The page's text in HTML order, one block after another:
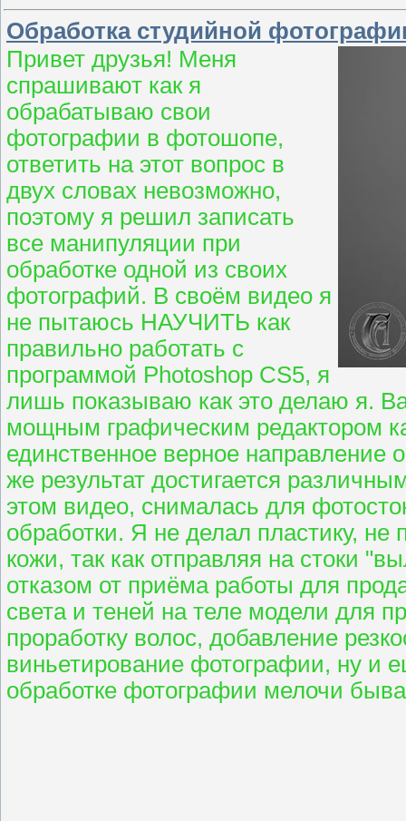
Обработка студийной
Привет друзья! Меня
спрашивают как я
обрабатываю свои
фотографии в фотошопе,
ответить на этот вопрос в
двух словах невозможно,
поэтому я решил записать
все манипуляции при
обработке одной из своих
фотографий. В своём видео я
не пытаюсь НАУЧИТЬ как
правильно работать с
программой Photoshop CS5, я
лишь показываю как это делаю я.
мощным графическим редактором
единственное верное направление
же результат достигается
этом видео, снималась для
обработки. Я не делал пластику,
кожи, так как отправляя на стоки
отказом от приёма работы для
света и теней на теле модели для
проработку волос, добавление
виньетирование фотографии, ну и
обработке фотографии мелочи